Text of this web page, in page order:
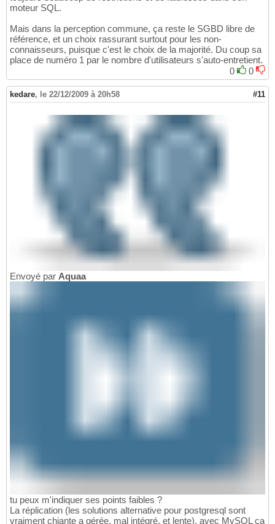
moteur SQL.
Mais dans la perception commune, ça reste le SGBD libre de
référence, et un choix rassurant surtout pour les non-
connaisseurs, puisque c'est le choix de la majorité. Du coup sa
place de numéro 1 par le nombre d'utilisateurs s'auto-entretient.
0
0
kedare, le 22/12/2009 à 20h58 #11
Envoyé par Aquaa
tu peux m'indiquer ses points faibles ?
La réplication (les solutions alternative pour postgresql sont
vraiment chiante a gérée, mal intégré, et lente), avec MySQL ça